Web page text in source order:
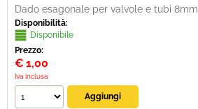
Dado esagonale per valvole e tubi 8mm
Disponibilità:
Disponibile
Prezzo:
€ 1,00
Iva inclusa